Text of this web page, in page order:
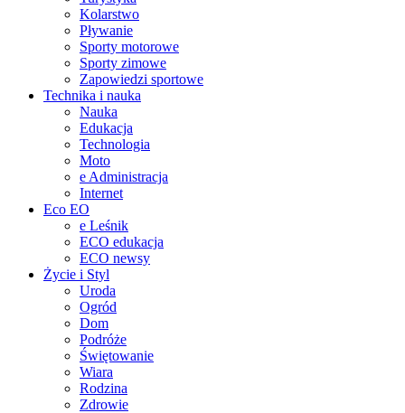
Kolarstwo
Pływanie
Sporty motorowe
Sporty zimowe
Zapowiedzi sportowe
Technika i nauka
Nauka
Edukacja
Technologia
Moto
e Administracja
Internet
Eco EO
e Leśnik
ECO edukacja
ECO newsy
Życie i Styl
Uroda
Ogród
Dom
Podróże
Świętowanie
Wiara
Rodzina
Zdrowie